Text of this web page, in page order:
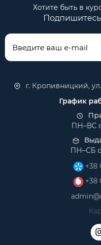
Хотите быть в
г. Кропивницкий,
График
ПН–ВС
ПН–СБ с
+38
+38